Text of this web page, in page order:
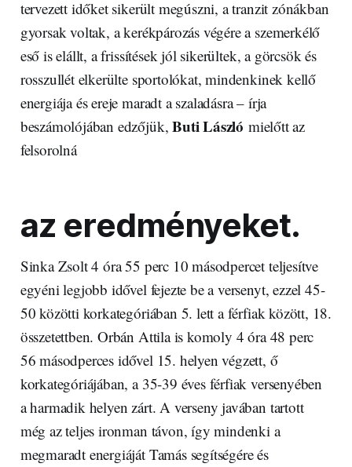
tervezett időket sikerült megúszni, a tranzit zónákban
gyorsak voltak, a kerékpározás végére a szemerkélő
eső is elállt, a frissítések jól sikerültek, a görcsök és
rosszullét elkerülte sportolókat, mindenkinek kellő
energiája és ereje maradt a szaladásra – írja
beszámolójában edzőjük,Buti László mielőtt az
felsorolná
az eredményeket.
Sinka Zsolt 4 óra 55 perc 10 másodpercet teljesítve
egyéni legjobb idővel fejezte be a versenyt, ezzel 45-
50 közötti korkategóriában 5. lett a férfiak között, 18.
összetettben. Orbán Attila is komoly 4 óra 48 perc
56 másodperces idővel 15. helyen végzett, ő
korkategóriájában, a 35-39 éves férfiak versenyében
a harmadik helyen zárt. A verseny javában tartott
még az teljes ironman távon, így mindenki a
megmaradt energiáját Tamás segítségére és